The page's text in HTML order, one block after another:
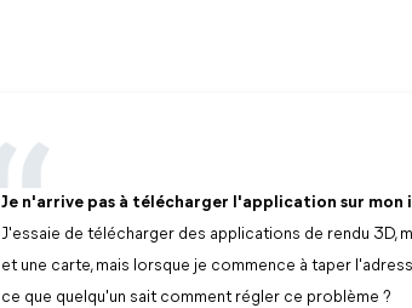
Je n'arrive pas à télécharger l'application sur mon
J'essaie de télécharger des applications de rendu 3D,
et une carte, mais lorsque je commence à taper
ce que quelqu'un sait comment régler ce problème ?